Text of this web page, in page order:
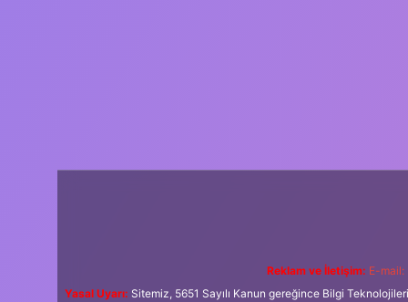
Reklam ve İletişim: E-mail:
Yasal Uyarı: Sitemiz, 5651 Sayılı Kanun gereğince Bilgi